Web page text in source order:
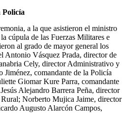
Policía
a la que asistieron el ministro
cúpula de las Fuerzas Militares e
al grado de mayor general los
Antonio Vásquez Prada, director de
Cely, director Administrativo y
Jiménez, comandante de la Policía
Giomar Kure Parra, comandante
Alejandro Barrera Peña, director
Norberto Mujica Jaime, director
Augusto Alarcón Campos,